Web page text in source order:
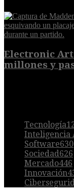
Electronic
millones y
Tecnología
Inteligencia
Software630
Sociedad626
Mercado446
Innovación